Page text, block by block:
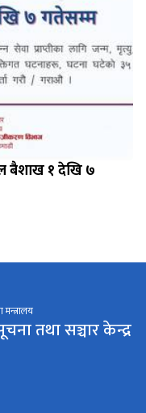
बैशाख १ देखि ७
तथा सञ्चार केन्द्र